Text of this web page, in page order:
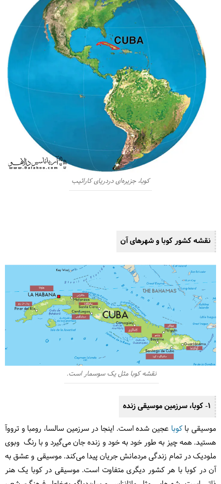
کوبا، جزیره‌ای دردریای کارائیب
نقشه کشور کوبا و شهرهای آن
نقشه کوبا مثل یک سوسمار است.
1- کوبا، سرزمین موسیقی زنده
موسیقی باکوبا عجین شده‌ است. اینجا در سرزمین سالسا، رومبا و ترووآ
هستید. همه چیز به طور خود به خود و زنده جان می‌گیرد و با رنگ‌ و‌بوی
ملودیک در تمام زندگی مردمانش جریان پیدا می‌کند. موسیقی و عشق به
آن در کوبا با هر کشور دیگری متفاوت است. موسیقی در کوبا یک هنر